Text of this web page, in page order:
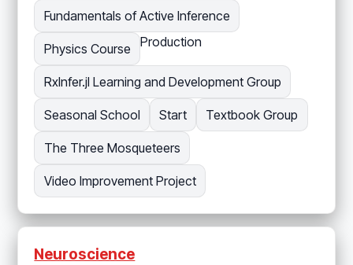
Fundamentals of Active Inference
Physics Course Production
RxInfer.jl Learning and Development Group
Seasonal School Start Textbook Group
The Three Mosqueteers
Video Improvement Project
Neuroscience